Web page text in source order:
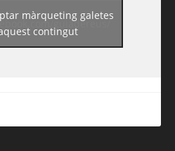
guiadereus/
màrqueting galetes
contingut